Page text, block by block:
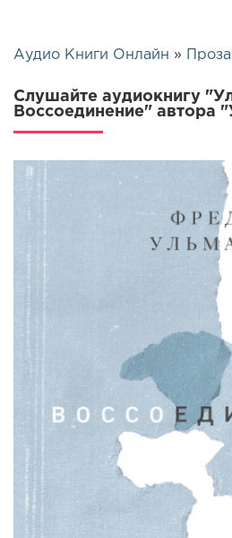
Аудио Книги Онлайн » Проза
Слушайте аудиокнигу
Воссоединение" автора